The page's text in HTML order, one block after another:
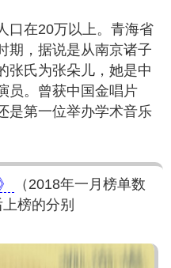
口在20万以上。青海省
期，据说是从南京诸子
张氏为张朵儿，她是中
员。曾获中国金唱片
是第一位举办学术音乐
（2018年一月榜单数
上榜的分别